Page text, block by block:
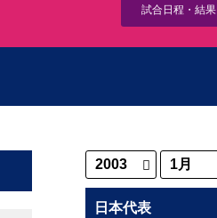
試合日程・結果
日本代表